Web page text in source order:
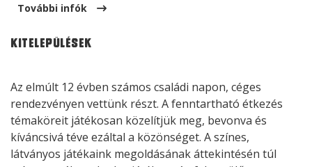
További infók
Kitelepülések
Az elmúlt 12 évben számos családi napon, céges
rendezvényen vettünk részt. A fenntartható étkezés
témaköreit játékosan közelítjük meg, bevonva és
kíváncsivá téve ezáltal a közönséget. A színes,
látványos játékaink megoldásának áttekintésén túl